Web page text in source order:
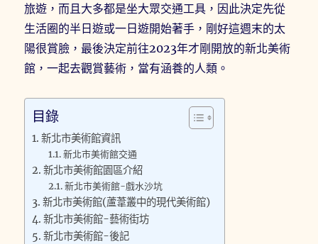
旅遊，而且大多都是坐大眾交通工具，因此決定先從
生活圈的半日遊或一日遊開始著手，剛好這週末的太
陽很賞臉，最後決定前往2023年才剛開放的新北美術
館，一起去觀賞藝術，當有涵養的人類。
目錄
新北市美術館資訊
新北市美術館交通
新北市美術館園區介紹
新北市美術館-戲水沙坑
新北市美術館(蘆葦叢中的現代美術館)
新北市美術館-藝術街坊
新北市美術館-後記